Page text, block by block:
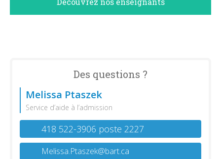
Des questions ?
Melissa Ptaszek
Service d’aide à l’admission
418 522-3906 poste 2227
Melissa.Ptaszek@bart.ca